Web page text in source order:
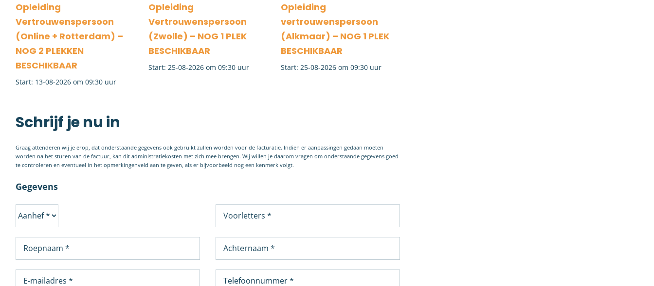
Opleiding
Vertrouwenspersoon
(Online + Rotterdam) –
NOG 2 PLEKKEN
BESCHIKBAAR
13-08-2026 om 09:30
Opleiding
Vertrouwenspersoon
(Zwolle) – NOG 1 PLEK
BESCHIKBAAR
25-08-2026 om 09:30
Opleiding
vertrouwenspersoon
(Alkmaar) – NOG 1 PLEK
BESCHIKBAAR
25-08-2026 om 09:30
Schrijf je nu in
Graag attenderen wij je erop, dat onderstaande gegevens ook gebruikt zullen worden voor de facturatie. Indien er aanpassingen gedaan moeten
worden na het sturen van de factuur, kan dit administratiekosten met zich mee brengen. Wij willen je daarom vragen om onderstaande gegevens goed
te controleren en eventueel in het opmerkingenveld aan te geven, als er bijvoorbeeld nog een kenmerk volgt.
Gegevens